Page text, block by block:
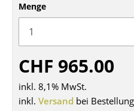
Schaukelstühle
Bürodrehstühle
Einzelteile
Menge
CHF 965.00
inkl. 8,1% MwSt.
inkl. Versand bei